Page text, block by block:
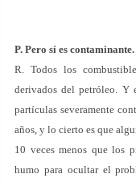
P. Pero sí es contaminante.
R. Todos los
derivados del petróleo. Y
partículas severamente
años, y lo cierto es que
10 veces menos que los
humo para ocultar el